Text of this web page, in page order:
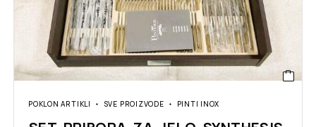
POKLON ARTIKLI SVE PROIZVODE PINTI INOX